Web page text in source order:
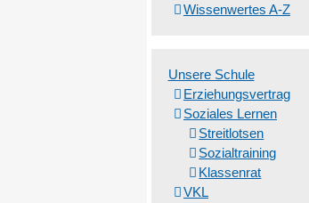
Wissenwertes A-Z
Unsere Schule
Erziehungsvertrag
Soziales Lernen
Streitlotsen
Sozialtraining
Klassenrat
VKL